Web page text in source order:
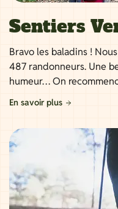
Sentiers
Bravo les baladins !
487 randonneurs. Une
humeur… On
En savoir plus